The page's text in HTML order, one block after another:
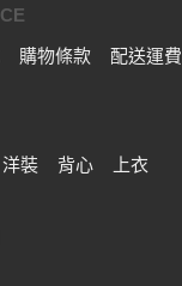
購物條款 配送運費
洋裝 背心
上衣